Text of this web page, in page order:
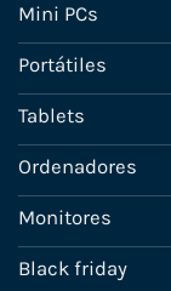
Mini PCs
Portátiles
Tablets
Ordenadores
Monitores
Black friday